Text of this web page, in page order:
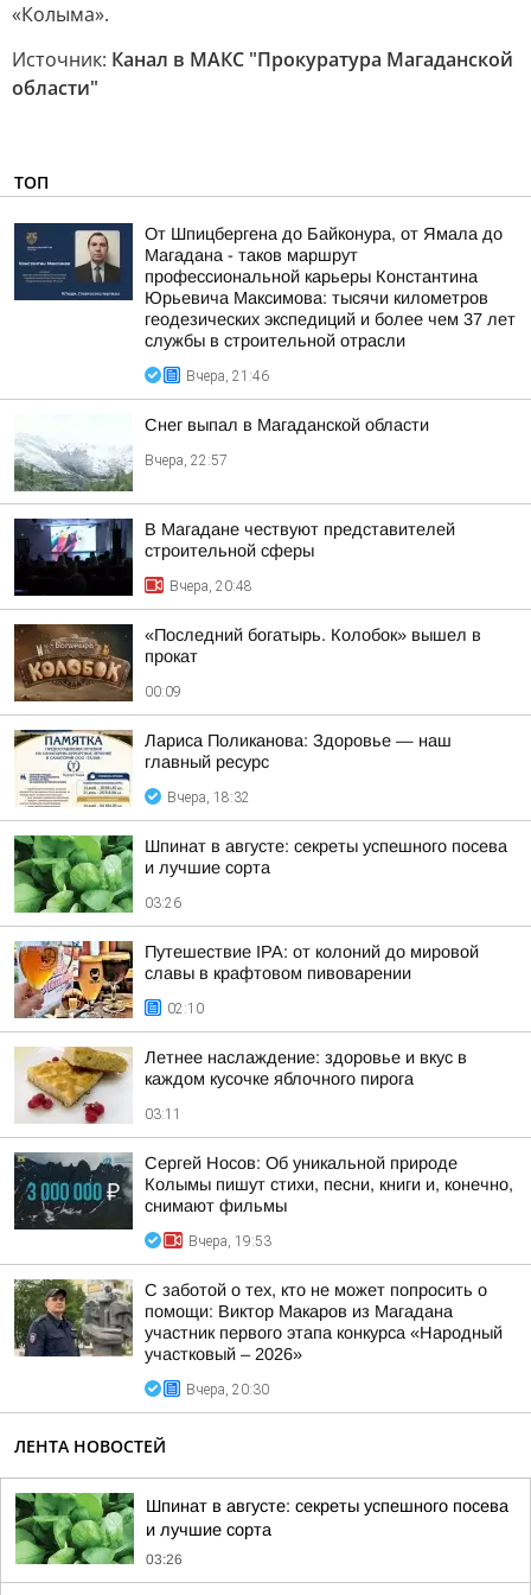
«Колыма».
Источник: Канал в МАКС "Прокуратура Магаданской
области"
ТОП
От Шпицбергена до Байконура, от Ямала до
Магадана - таков маршрут
профессиональной карьеры Константина
Юрьевича Максимова: тысячи километров
геодезических экспедиций и более чем 37 лет
службы в строительной отрасли
Вчера, 21:46
Снег выпал в Магаданской области
Вчера, 22:57
В Магадане чествуют представителей
строительной сферы
Вчера, 20:48
«Последний богатырь. Колобок» вышел в
прокат
00:09
Лариса Поликанова: Здоровье — наш
главный ресурс
Вчера, 18:32
Шпинат в августе: секреты успешного посева
и лучшие сорта
03:26
Путешествие IPA: от колоний до мировой
славы в крафтовом пивоварении
02:10
Летнее наслаждение: здоровье и вкус в
каждом кусочке яблочного пирога
03:11
Сергей Носов: Об уникальной природе
Колымы пишут стихи, песни, книги и, конечно,
снимают фильмы
Вчера, 19:53
С заботой о тех, кто не может попросить о
помощи: Виктор Макаров из Магадана
участник первого этапа конкурса «Народный
участковый – 2026»
Вчера, 20:30
ЛЕНТА НОВОСТЕЙ
Шпинат в августе: секреты успешного посева
и лучшие сорта
03:26